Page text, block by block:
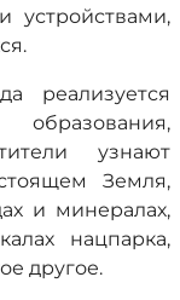
устройствами,
реализуется
узнают
Земля,
и минералах,
нацпарка,
другое.